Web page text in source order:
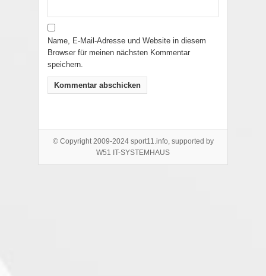
Name, E-Mail-Adresse und Website in diesem
Browser für meinen nächsten Kommentar
speichern.
© Copyright 2009-2024 sport11.info, supported by
W51 IT-SYSTEMHAUS